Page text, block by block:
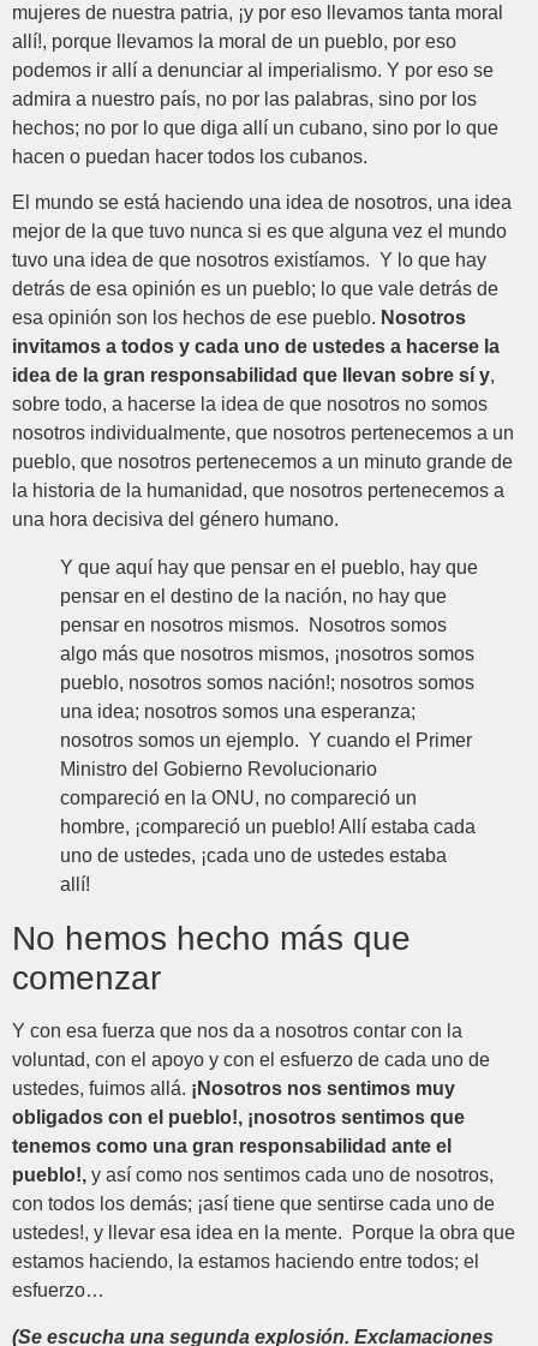
mujeres de nuestra patria, ¡y por eso llevamos tanta moral
allí!, porque llevamos la moral de un pueblo, por eso
podemos ir allí a denunciar al imperialismo. Y por eso se
admira a nuestro país, no por las palabras, sino por los
hechos; no por lo que diga allí un cubano, sino por lo que
hacen o puedan hacer todos los cubanos.
El mundo se está haciendo una idea de nosotros, una idea
mejor de la que tuvo nunca si es que alguna vez el mundo
tuvo una idea de que nosotros existíamos. Y lo que hay
detrás de esa opinión es un pueblo; lo que vale detrás de
esa opinión son los hechos de ese pueblo. Nosotros
invitamos a todos y cada uno de ustedes a hacerse la
idea de la gran responsabilidad que llevan sobre sí y,
sobre todo, a hacerse la idea de que nosotros no somos
nosotros individualmente, que nosotros pertenecemos a un
pueblo, que nosotros pertenecemos a un minuto grande de
la historia de la humanidad, que nosotros pertenecemos a
una hora decisiva del género humano.
Y que aquí hay que pensar en el pueblo, hay que
pensar en el destino de la nación, no hay que
pensar en nosotros mismos. Nosotros somos
algo más que nosotros mismos, ¡nosotros somos
pueblo, nosotros somos nación!; nosotros somos
una idea; nosotros somos una esperanza;
nosotros somos un ejemplo. Y cuando el Primer
Ministro del Gobierno Revolucionario
compareció en la ONU, no compareció un
hombre, ¡compareció un pueblo! Allí estaba cada
uno de ustedes, ¡cada uno de ustedes estaba
allí!
No hemos hecho más que
comenzar
Y con esa fuerza que nos da a nosotros contar con la
voluntad, con el apoyo y con el esfuerzo de cada uno de
ustedes, fuimos allá. ¡Nosotros nos sentimos muy
obligados con el pueblo!, ¡nosotros sentimos que
tenemos como una gran responsabilidad ante el
pueblo!, y así como nos sentimos cada uno de nosotros,
con todos los demás; ¡así tiene que sentirse cada uno de
ustedes!, y llevar esa idea en la mente. Porque la obra que
estamos haciendo, la estamos haciendo entre todos; el
esfuerzo…
(Se escucha una segunda explosión. Exclamaciones